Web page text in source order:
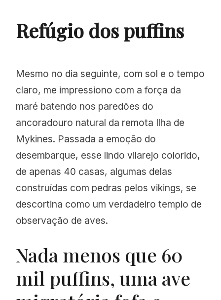
Refúgio dos puffins
Mesmo no dia seguinte, com sol e o tempo
claro, me impressiono com a força da
maré batendo nos paredões do
ancoradouro natural da remota Ilha de
Mykines. Passada a emoção do
desembarque, esse lindo vilarejo colorido,
de apenas 40 casas, algumas delas
construídas com pedras pelos vikings, se
descortina como um verdadeiro templo de
observação de aves.
Nada menos que 60
mil puffins, uma ave